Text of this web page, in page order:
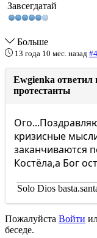
Завсегдатай
Больше
13 года 10 мес. назад
Ewgienka
протестанты
кризисные
заканчиваются
Костёла,а Бог
Solo Dios
Пожалуйста Войти
беседе.